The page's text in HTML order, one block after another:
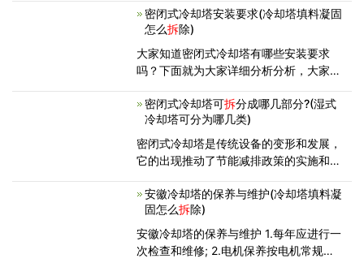
拆换周期时间与拆换流程。冷却塔配件的
拆换周期时间也就是它的使用期限，这个
是由许多层面感觉的，包含环
密闭式冷却塔安装要求(冷却塔填料凝固
怎么拆除)
大家知道密闭式冷却塔有哪些安装要求
吗？下面就为大家详细分析分析，大家学
却塔应符合本标准要求，并按经规定程序
批准的图样和技术文件制造。
1.2 冷却塔的原材料、配套、外购
密闭式冷却塔可拆分成哪几部分?(湿式
冷却塔可分为哪几类)
密闭式冷却塔是传统设备的变形和发展，
它的出现推动了节能减排政策的实施和水
机械、石油、食品、塑料、橡胶等等行业
得到了广泛的应用。 密闭式冷却塔以封
闭循环的工艺流体携带富余
安徽冷却塔的保养与维护(冷却塔填料凝
固怎么拆除)
安徽冷却塔的保养与维护 1.每年应进行一
次检查和维修; 2.电机保养按电机常规进